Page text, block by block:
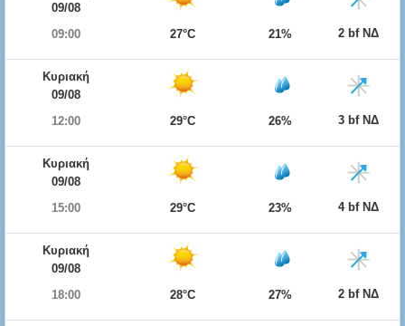
09/08
09:00
27°C 21% 2 bf ΝΔ
Κυριακή
09/08
12:00
29°C 26% 3 bf ΝΔ
Κυριακή
09/08
15:00
29°C 23% 4 bf ΝΔ
Κυριακή
09/08
18:00
28°C 27% 2 bf ΝΔ